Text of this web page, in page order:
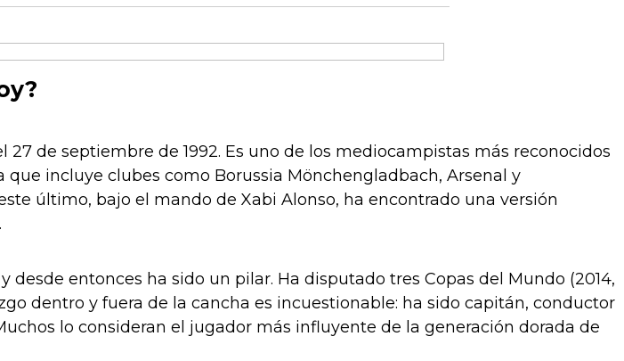
27 de septiembre de 1992. Es uno de los mediocampistas más reconocidos
incluye clubes como Borussia Mönchengladbach, Arsenal y
último, bajo el mando de Xabi Alonso, ha encontrado una versión
desde entonces ha sido un pilar. Ha disputado tres Copas del Mundo (2014,
dentro y fuera de la cancha es incuestionable: ha sido capitán, conductor
lo consideran el jugador más influyente de la generación dorada de